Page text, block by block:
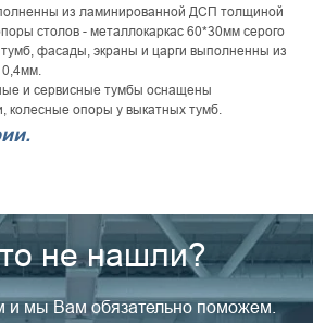
из ламинированной ДСП толщиной
столов - металлокаркас 60*30мм серого
фасады, экраны и царги выполненны из
и сервисные тумбы оснащены
колесные опоры у выкатных тумб.
не нашли?
и мы Вам обязательно поможем.